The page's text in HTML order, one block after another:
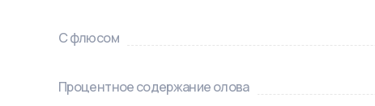
С флюсом
Процентное содержание олова